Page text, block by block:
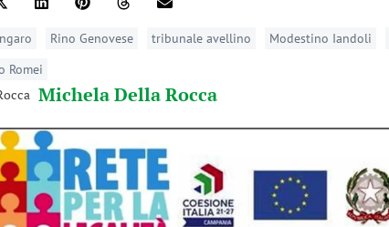
Rino Genovese tribunale avellino Modestino Iandoli
Romei
Michela Della Rocca